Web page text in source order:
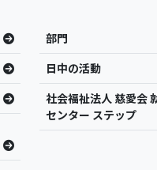
部門
日中の活動
社会福祉法人 慈愛会
センター ステップ